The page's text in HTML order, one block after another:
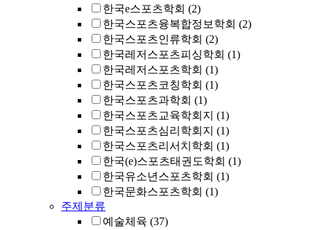
한국e스포츠학회 (2)
한국스포츠융복합정보학회 (2)
한국스포츠인류학회 (2)
한국레저스포츠피싱학회 (1)
한국레저스포츠학회 (1)
한국스포츠코칭학회 (1)
한국스포츠과학회 (1)
한국스포츠교육학회지 (1)
한국스포츠심리학회지 (1)
한국스포츠리서치학회 (1)
한국(e)스포츠태권도학회 (1)
한국유소년스포츠학회 (1)
한국문화스포츠학회 (1)
주제분류
예술체육 (37)